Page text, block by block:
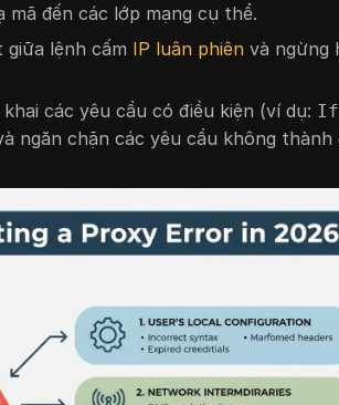
mã đến các lớp mạng cụ thể.
lệnh cấm IP luân phiên và ngừng
các yêu cầu có điều kiện (ví dụ:
ngăn chặn các yêu cầu không thành